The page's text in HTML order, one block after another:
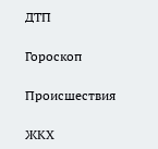
ДТП
Гороскоп
Происшествия
ЖКХ